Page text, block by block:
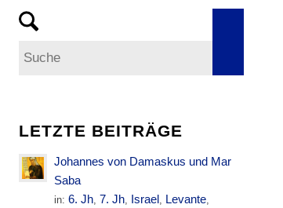
LETZTE BEITRÄGE
Johannes von Damaskus und Mar
Saba
in:6. Jh, 7. Jh, Israel, Levante,